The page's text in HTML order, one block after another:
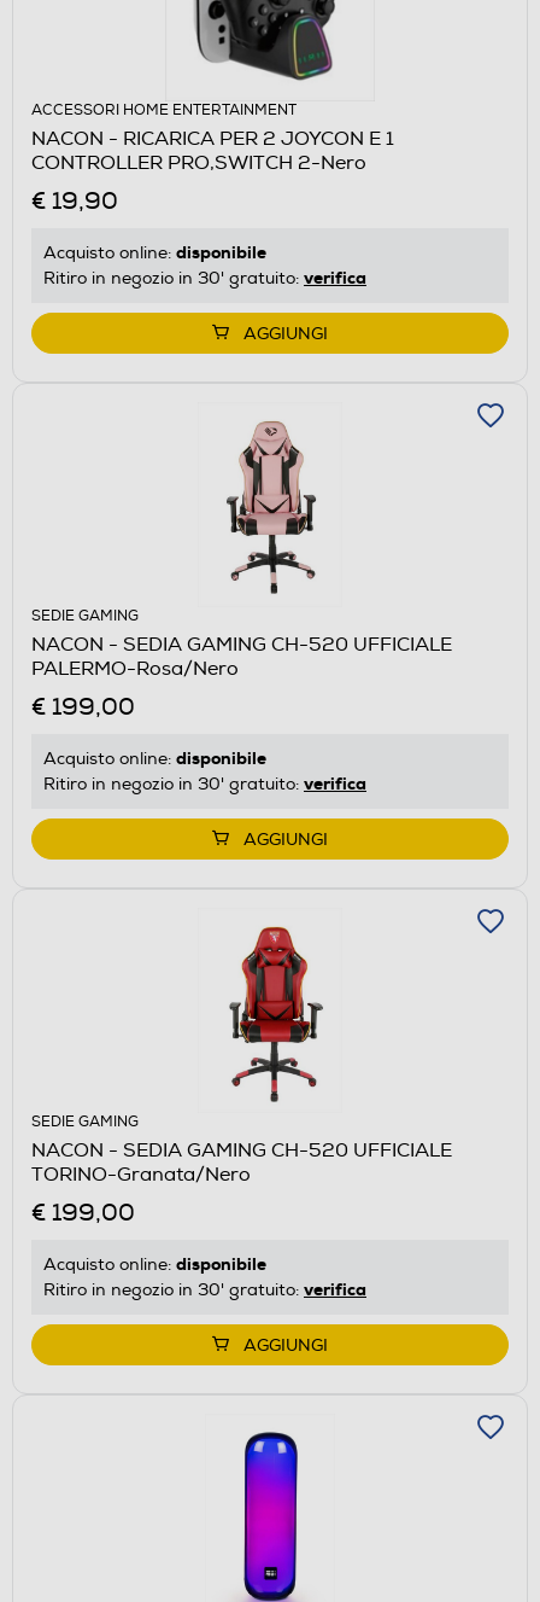
ACCESSORI HOME ENTERTAINMENT
NACON - RICARICA PER 2 JOYCON E 1
CONTROLLER PRO,SWITCH 2-Nero
€ 19,90
Acquisto online: disponibile
Ritiro in negozio in 30' gratuito: verifica
AGGIUNGI
SEDIE GAMING
NACON - SEDIA GAMING CH-520 UFFICIALE
PALERMO-Rosa/Nero
€ 199,00
Acquisto online: disponibile
Ritiro in negozio in 30' gratuito: verifica
AGGIUNGI
SEDIE GAMING
NACON - SEDIA GAMING CH-520 UFFICIALE
TORINO-Granata/Nero
€ 199,00
Acquisto online: disponibile
Ritiro in negozio in 30' gratuito: verifica
AGGIUNGI